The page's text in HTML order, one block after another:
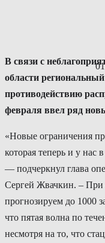
В связи с
области
противодействию
февраля ввел ряд
«Новые ограничения
которая теперь и у
— подчеркнул глава
Сергей Жвачкин. –
прогнозируем до 1000
что пятая волна по
несмотря на то, что